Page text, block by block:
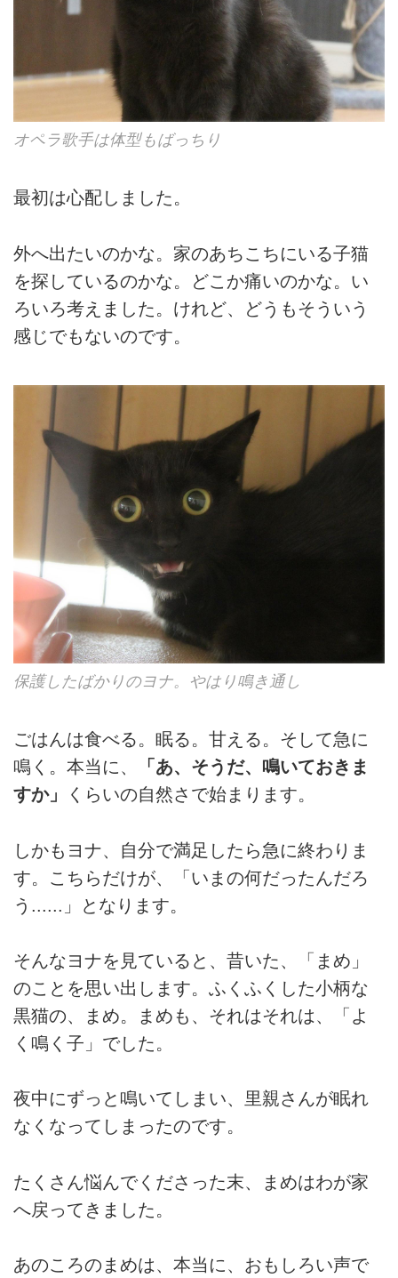
オペラ歌手は体型もばっちり
最初は心配しました。
外へ出たいのかな。家のあちこちにいる子猫
を探しているのかな。どこか痛いのかな。い
ろいろ考えました。けれど、どうもそういう
感じでもないのです。
保護したばかりのヨナ。やはり鳴き通し
ごはんは食べる。眠る。甘える。そして急に
鳴く。本当に、
「あ、そうだ、鳴いておきま
すか」
くらいの自然さで始まります。
しかもヨナ、自分で満足したら急に終わりま
す。こちらだけが、「いまの何だったんだろ
う......」となります。
そんなヨナを見ていると、昔いた、「まめ」
のことを思い出します。ふくふくした小柄な
黒猫の、まめ。まめも、それはそれは、「よ
く鳴く子」でした。
夜中にずっと鳴いてしまい、里親さんが眠れ
なくなってしまったのです。
たくさん悩んでくださった末、まめはわが家
へ戻ってきました。
あのころのまめは、本当に、おもしろい声で